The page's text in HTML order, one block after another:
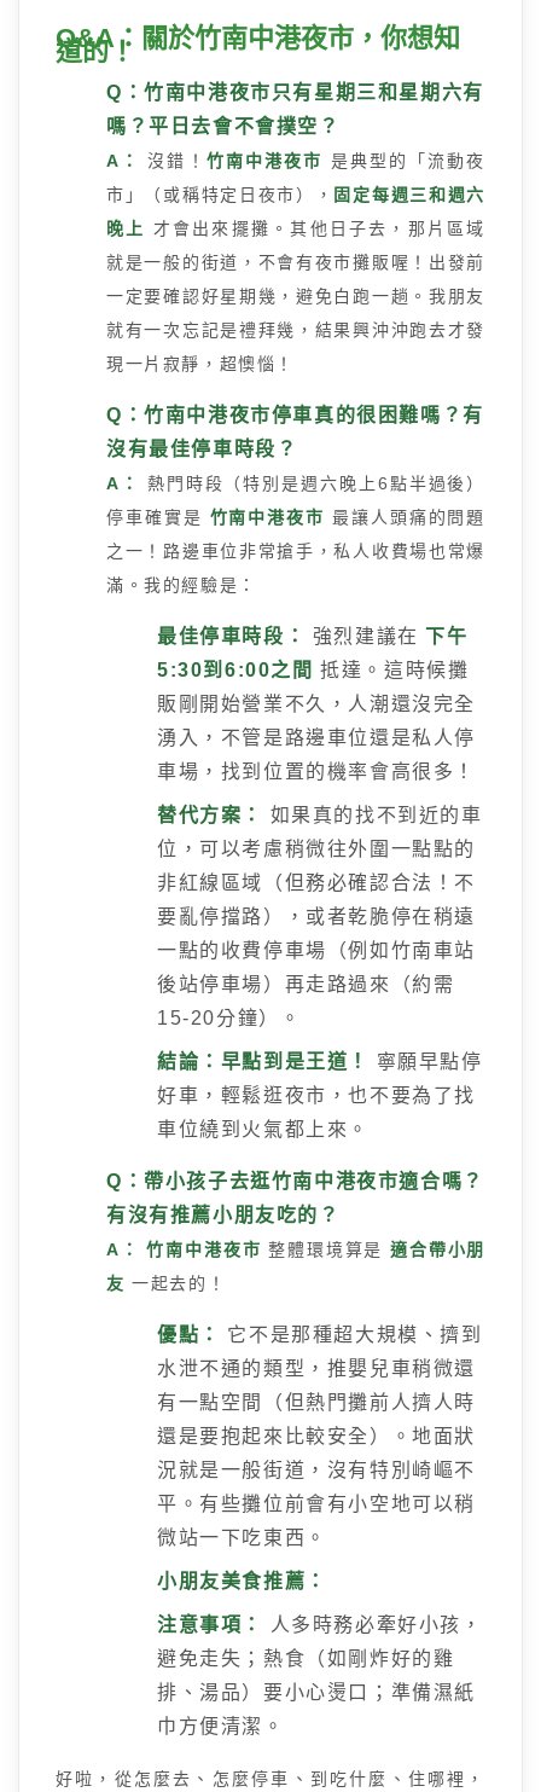
Q&A：關於竹南中港夜市，你想知
道的！
Q：竹南中港夜市只有星期三和星期六有
嗎？平日去會不會撲空？
A： 沒錯！ 竹南中港夜市 是典型的「流動夜
市」（或稱特定日夜市）， 固定每週三和週六
晚上
才會出來擺攤。其他日子去，那片區域
就是一般的街道，不會有夜市攤販喔！出發前
一定要確認好星期幾，避免白跑一趟。我朋友
就有一次忘記是禮拜幾，結果興沖沖跑去才發
現一片寂靜，超懊惱！
Q：竹南中港夜市停車真的很困難嗎？有
沒有最佳停車時段？
A：
熱門時段（特別是週六晚上6點半過後）
停車確實是 竹南中港夜市 最讓人頭痛的問題
之一！路邊車位非常搶手，私人收費場也常爆
滿。我的經驗是：
最佳停車時段： 強烈建議在下午
5:30到6:00之間 抵達。這時候攤
販剛開始營業不久，人潮還沒完全
湧入，不管是路邊車位還是私人停
車場，找到位置的機率會高很多！
替代方案：
如果真的找不到近的車
位，可以考慮稍微往外圍一點點的
非紅線區域（但務必確認合法！不
要亂停擋路），或者乾脆停在稍遠
一點的收費停車場（例如竹南車站
後站停車場）再走路過來（約需
15-20分鐘）。
結論：早點到是王道！
寧願早點停
好車，輕鬆逛夜市，也不要為了找
車位繞到火氣都上來。
Q：帶小孩子去逛竹南中港夜市適合嗎？
有沒有推薦小朋友吃的？
A： 竹南中港夜市 整體環境算是適合帶小朋
友 一起去的！
優點：
它不是那種超大規模、擠到
水泄不通的類型，推嬰兒車稍微還
有一點空間（但熱門攤前人擠人時
還是要抱起來比較安全）。地面狀
況就是一般街道，沒有特別崎嶇不
平。有些攤位前會有小空地可以稍
微站一下吃東西。
小朋友美食推薦：
注意事項：
人多時務必牽好小孩，
避免走失；熱食（如剛炸好的雞
排、湯品）要小心燙口；準備濕紙
巾方便清潔。
好啦，從怎麼去、怎麼停車、到吃什麼、住哪裡，